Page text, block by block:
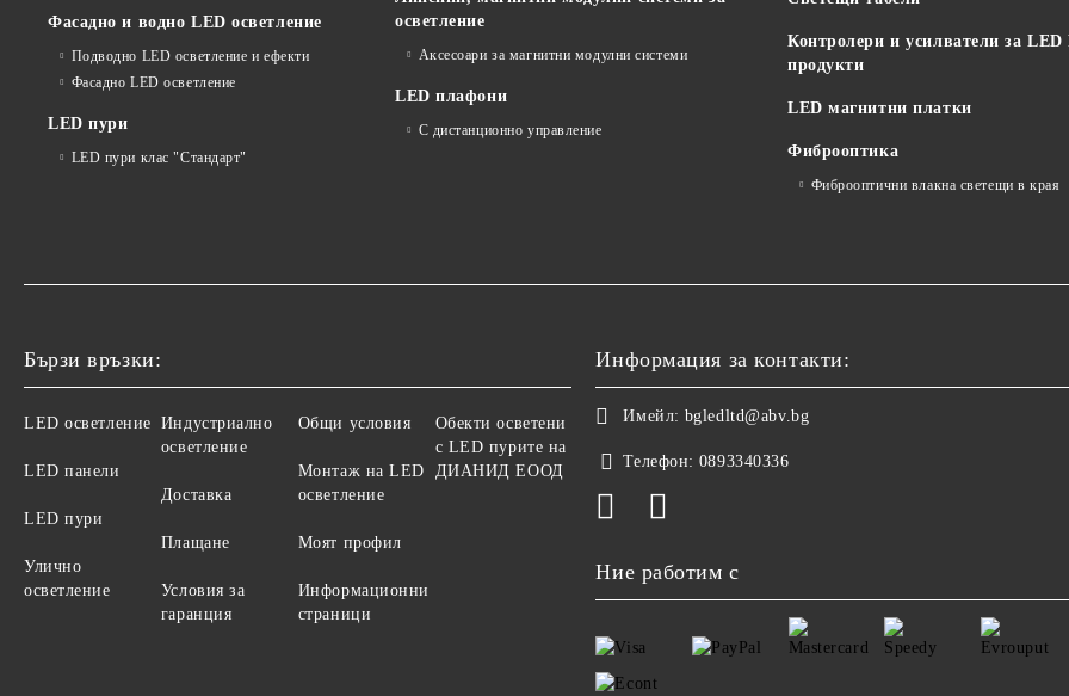
Фасадно и водно LED осветление
Подводно LED осветление и ефекти
Фасадно LED осветление
LED пури
LED пури клас "Стандарт"
осветление
Аксесоари за магнитни модулни системи
LED плафони
С дистанционно управление
Контролери и усилватели за LED
продукти
LED магнитни платки
Фиброоптика
Фиброоптични влакна светещи в края
Бързи връзки:
LED осветление
LED панели
LED пури
Улично
осветление
Индустриално
осветление
Доставка
Плащане
Условия за
гаранция
Общи условия
Монтаж на LED
осветление
Моят профил
Информационни
страници
Обекти осветени
с LED пурите на
ДИАНИД ЕООД
Информация за контакти:
Имейл: bgledltd@abv.bg
Телефон: 0893340336
Ние работим с